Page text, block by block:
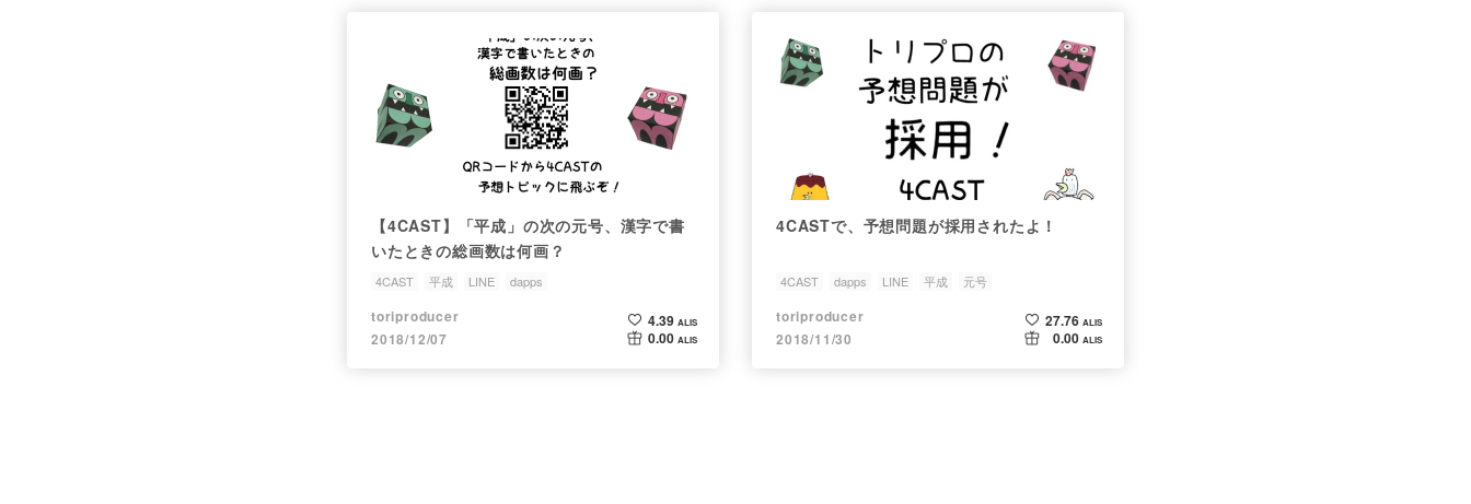
【4CAST】「平成」の次の元号、漢字で書
いたときの総画数は何画？
4CAST 平成 LINE
dapps
平成の次の元号の総画数4CAST
toriproducer
2018/12/07
4.39 ALIS
0.00 ALIS
4CASTで、予想問題が採用されたよ！
4CAST dapps LINE 平成 元号
toriproducer
2018/11/30
27.76 ALIS
0.00 ALIS